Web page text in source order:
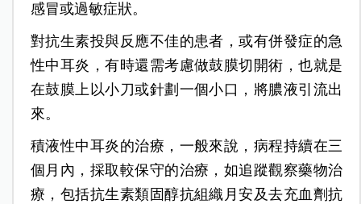
感冒或過敏症狀。
對抗生素投與反應不佳的患者，或有併發症的急
性中耳炎，有時還需考慮做鼓膜切開術，也就是
在鼓膜上以小刀或針劃一個小口，將膿液引流出
來。
積液性中耳炎的治療，一般來說，病程持續在三
個月內，採取較保守的治療，如追蹤觀察藥物治
療，包括抗生素類固醇抗組織月安及去充血劑抗